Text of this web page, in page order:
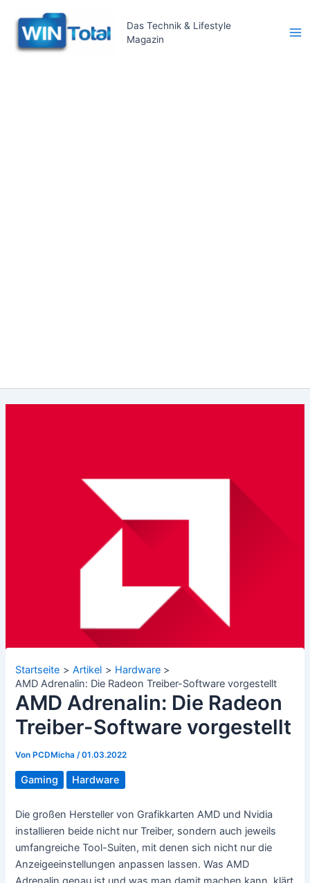
Inhalt
springen
Das Technik & Lifestyle
Magazin
Startseite Artikel
Hardware
AMD Adrenalin: Die Radeon Treiber-Software vorgestellt
AMD Adrenalin: Die Radeon
Treiber-Software vorgestellt
Von PCDMicha/01.03.2022
Gaming Hardware
Die großen Hersteller von Grafikkarten AMD und Nvidia
installieren beide nicht nur Treiber, sondern auch jeweils
umfangreiche Tool-Suiten, mit denen sich nicht nur die
Anzeigeeinstellungen anpassen lassen. Was AMD